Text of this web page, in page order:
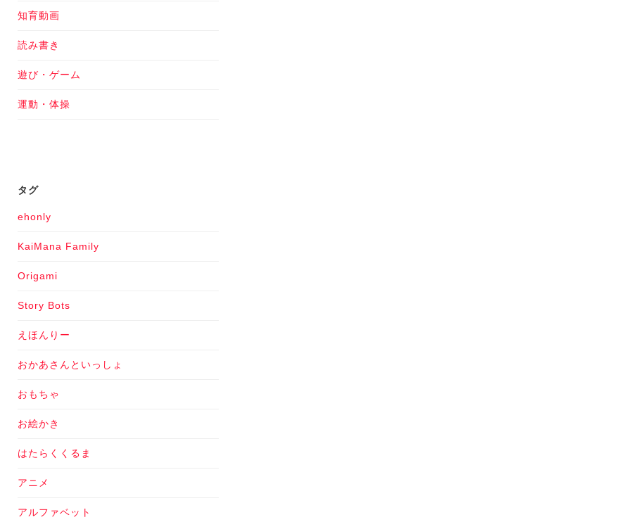
知育動画
読み書き
遊び・ゲーム
運動・体操
タグ
ehonly
KaiMana Family
Origami
Story Bots
えほんりー
おかあさんといっしょ
おもちゃ
お絵かき
はたらくくるま
アニメ
アルファベット